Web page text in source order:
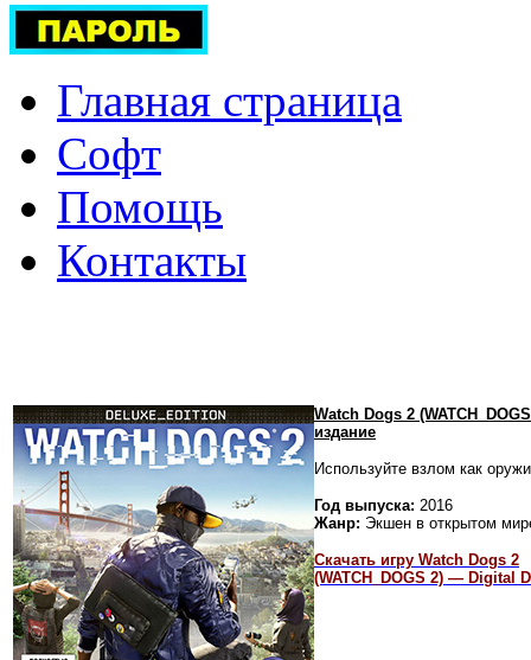
Главная страница
Софт
Помощь
Контакты
Watch Dogs 2
издание
Используйте взлом как
Год выпуска: 2016
Жанр: Экшен в открытом
Скачать игру Watch Dogs 2
(WATCH_DOGS 2) — Digital